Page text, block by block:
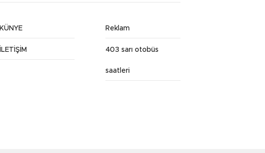
KÜNYE
İLETİŞİM
Reklam
403 sarı otobüs
saatleri